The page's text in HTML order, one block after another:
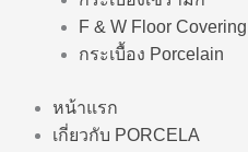
F & W Floor Covering
กระเบื้อง Porcelain
หน้าแรก
เกี่ยวกับ PORCELA